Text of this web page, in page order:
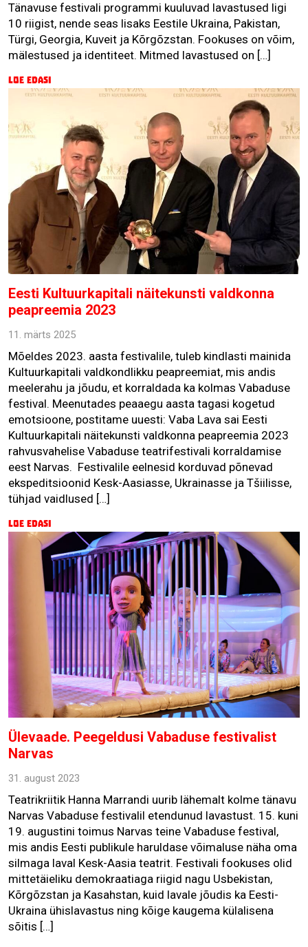
Tänavuse festivali programmi kuuluvad lavastused ligi
10 riigist, nende seas lisaks Eestile Ukraina, Pakistan,
Türgi, Georgia, Kuveit ja Kõrgõzstan. Fookuses on võim,
mälestused ja identiteet. Mitmed lavastused on […]
Loe edasi
Eesti Kultuurkapitali näitekunsti valdkonna
peapreemia 2023
11. märts 2025
Mõeldes 2023. aasta festivalile, tuleb kindlasti mainida
Kultuurkapitali valdkondlikku peapreemiat, mis andis
meelerahu ja jõudu, et korraldada ka kolmas Vabaduse
festival. Meenutades peaaegu aasta tagasi kogetud
emotsioone, postitame uuesti: Vaba Lava sai Eesti
Kultuurkapitali näitekunsti valdkonna peapreemia 2023
rahvusvahelise Vabaduse teatrifestivali korraldamise
eest Narvas. Festivalile eelnesid korduvad põnevad
ekspeditsioonid Kesk-Aasiasse, Ukrainasse ja Tšiilisse,
tühjad vaidlused […]
Loe edasi
Ülevaade. Peegeldusi Vabaduse festivalist
Narvas
31. august 2023
Teatrikriitik Hanna Marrandi uurib lähemalt kolme tänavu
Narvas Vabaduse festivalil etendunud lavastust. 15. kuni
19. augustini toimus Narvas teine Vabaduse festival,
mis andis Eesti publikule haruldase võimaluse näha oma
silmaga laval Kesk-Aasia teatrit. Festivali fookuses olid
mittetäieliku demokraatiaga riigid nagu Usbekistan,
Kõrgõzstan ja Kasahstan, kuid lavale jõudis ka Eesti-
Ukraina ühislavastus ning kõige kaugema külalisena
sõitis […]